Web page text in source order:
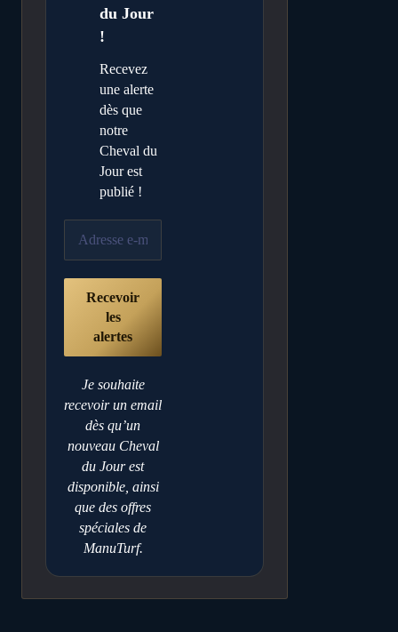
du Jour
!
Recevez
une alerte
dès que
notre
Cheval du
Jour est
publié !
Je souhaite
recevoir un email
dès qu’un
nouveau Cheval
du Jour est
disponible, ainsi
que des offres
spéciales de
ManuTurf.